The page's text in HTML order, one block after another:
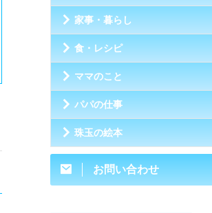
家事・暮らし
食・レシピ
ママのこと
パパの仕事
珠玉の絵本
お問い合わせ